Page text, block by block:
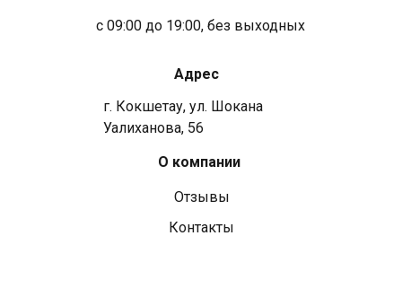
с 09:00 до 19:00, без выходных
Отзывы
Контакты
г. Кокшетау, ул. Шокана
Уалиханова, 56
О компании
Адрес